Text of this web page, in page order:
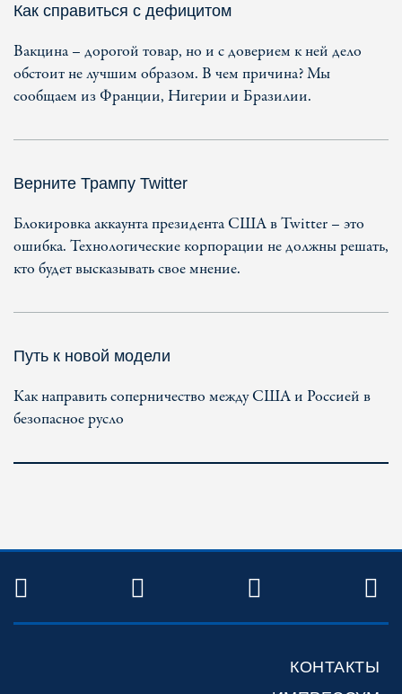
Как справиться с дефицитом
Вакцина – дорогой товар, но и с доверием к ней дело
обстоит не лучшим образом. В чем причина? Мы
сообщаем из Франции, Нигерии и Бразилии.
Верните Трампу Twitter
Блокировка аккаунта президента США в Twitter – это
ошибка. Технологические корпорации не должны решать,
кто будет высказывать свое мнение.
Путь к новой модели
Как направить соперничество между США и Россией в
безопасное русло
TWITTER FACEBOOKYOUTUBE
КОНТАКТЫ